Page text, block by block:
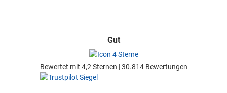
Gut
Bewertet mit 4,2 Sternen |30.814 Bewertungen